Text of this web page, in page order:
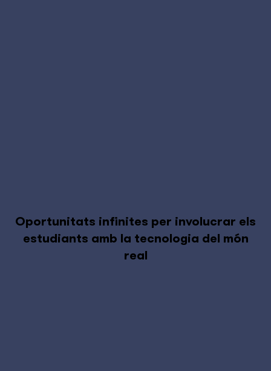
Oportunitats infinites per involucrar els
estudiants amb la tecnologia del món
real